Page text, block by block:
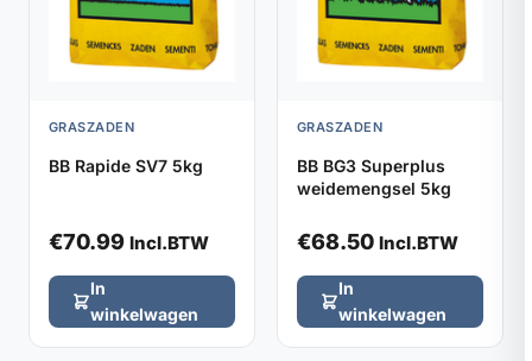
GRASZADEN
BB Rapide SV7 5kg
€70.99 Incl.BTW
In
winkelwagen
GRASZADEN
BB BG3 Superplus
weidemengsel 5kg
€68.50 Incl.BTW
In
winkelwagen